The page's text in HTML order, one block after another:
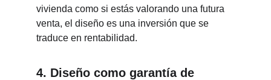
vivienda como si estás valorando una futura
venta, el diseño es una inversión que se
traduce en rentabilidad.
4. Diseño como garantía de